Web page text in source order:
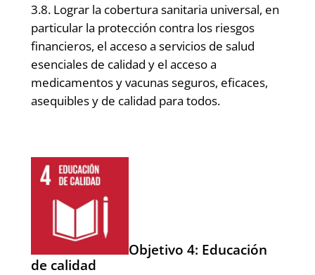
3.8. Lograr la cobertura sanitaria universal, en
particular la protección contra los riesgos
financieros, el acceso a servicios de salud
esenciales de calidad y el acceso a
medicamentos y vacunas seguros, eficaces,
asequibles y de calidad para todos.
Objetivo 4: Educación
de calidad